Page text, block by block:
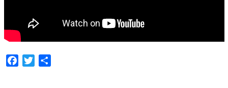
Facebook
Twitter